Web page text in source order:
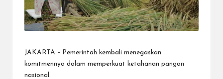
JAKARTA – Pemerintah kembali menegaskan
komitmennya dalam memperkuat ketahanan pangan
nasional.